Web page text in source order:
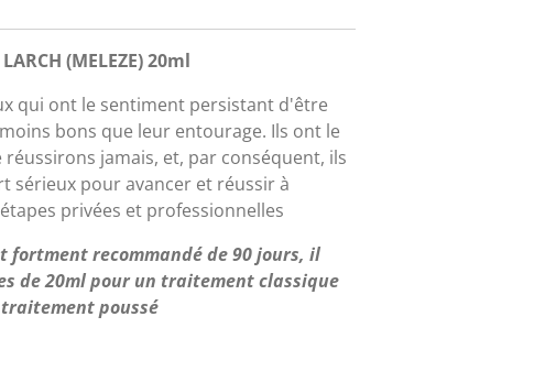
(MELEZE) 20ml
qui ont le sentiment persistant d'être
bons que leur entourage. Ils ont le
jamais, et, par conséquent, ils
sérieux pour avancer et réussir à
privées et professionnelles
fortment recommandé de 90 jours, il
de 20ml pour un traitement classique
poussé